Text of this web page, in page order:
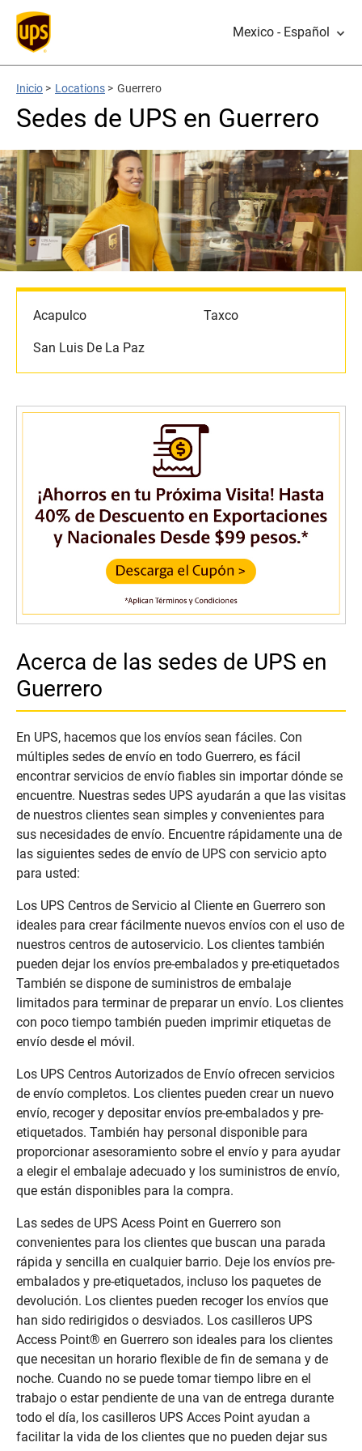
Mexico - Español
Inicio > Locations > Guerrero
Sedes de UPS en Guerrero
Acapulco
San Luis De La Paz
Taxco
Acerca de las sedes de UPS en
Guerrero
En UPS, hacemos que los envíos sean fáciles. Con
múltiples sedes de envío en todo Guerrero, es fácil
encontrar servicios de envío fiables sin importar dónde se
encuentre. Nuestras sedes UPS ayudarán a que las visitas
de nuestros clientes sean simples y convenientes para
sus necesidades de envío. Encuentre rápidamente una de
las siguientes sedes de envío de UPS con servicio apto
para usted:
Los UPS Centros de Servicio al Cliente en Guerrero son
ideales para crear fácilmente nuevos envíos con el uso de
nuestros centros de autoservicio. Los clientes también
pueden dejar los envíos pre-embalados y pre-etiquetados
También se dispone de suministros de embalaje
limitados para terminar de preparar un envío. Los clientes
con poco tiempo también pueden imprimir etiquetas de
envío desde el móvil.
Los UPS Centros Autorizados de Envío ofrecen servicios
de envío completos. Los clientes pueden crear un nuevo
envío, recoger y depositar envíos pre-embalados y pre-
etiquetados. También hay personal disponible para
proporcionar asesoramiento sobre el envío y para ayudar
a elegir el embalaje adecuado y los suministros de envío,
que están disponibles para la compra.
Las sedes de UPS Acess Point en Guerrero son
convenientes para los clientes que buscan una parada
rápida y sencilla en cualquier barrio. Deje los envíos pre-
embalados y pre-etiquetados, incluso los paquetes de
devolución. Los clientes pueden recoger los envíos que
han sido redirigidos o desviados. Los casilleros UPS
Access Point® en Guerrero son ideales para los clientes
que necesitan un horario flexible de fin de semana y de
noche. Cuando no se puede tomar tiempo libre en el
trabajo o estar pendiente de una van de entrega durante
todo el día, los casilleros UPS Acces Point ayudan a
facilitar la vida de los clientes que no pueden dejar sus